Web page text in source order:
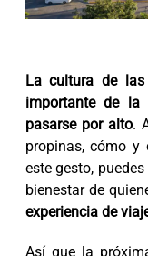
La cultura de
importante de la
pasarse por alto.
propinas, cómo y
este gesto,
bienestar de
experiencia de
Así que la